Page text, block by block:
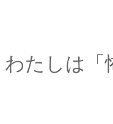
「うさ
「怖い
わたしは「
「食